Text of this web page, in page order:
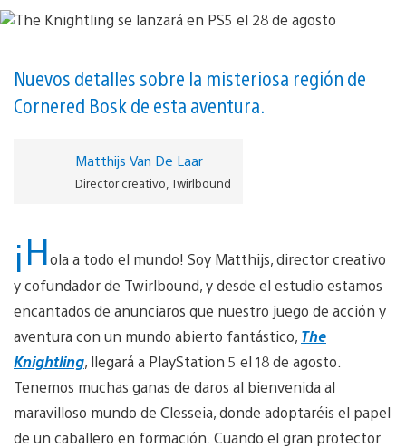
Nuevos detalles sobre la misteriosa región de
Cornered Bosk de esta aventura.
Matthijs Van De Laar
Director creativo, Twirlbound
¡Hola a todo el mundo! Soy Matthijs, director creativo
y cofundador de Twirlbound, y desde el estudio estamos
encantados de anunciaros que nuestro juego de acción y
aventura con un mundo abierto fantástico, The
Knightling, llegará a PlayStation 5 el 18 de agosto.
Tenemos muchas ganas de daros al bienvenida al
maravilloso mundo de Clesseia, donde adoptaréis el papel
de un caballero en formación. Cuando el gran protector